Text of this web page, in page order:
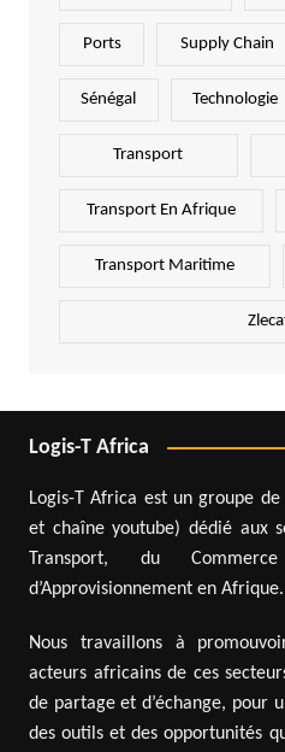
Ports Supply Chain
Sénégal Technologie
Transport
Transport En Afrique
Transport Maritime
Logis-T Africa
Logis-T Africa est un groupe
et chaîne youtube) dédié aux
Transport, du
d’Approvisionnement en Afrique.
Nous travaillons à
acteurs africains de ces
de partage et d’échange, pour
des outils et des opportunités